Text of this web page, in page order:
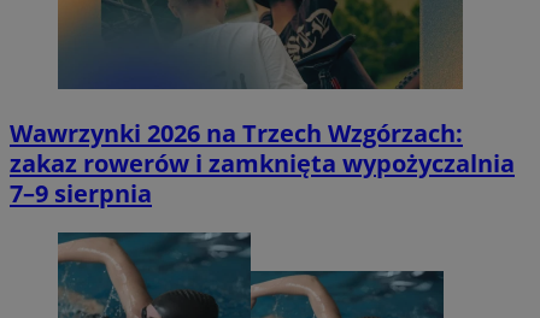
Wawrzynki 2026 na Trzech Wzgórzach:
zakaz rowerów i zamknięta wypożyczalnia
7–9 sierpnia